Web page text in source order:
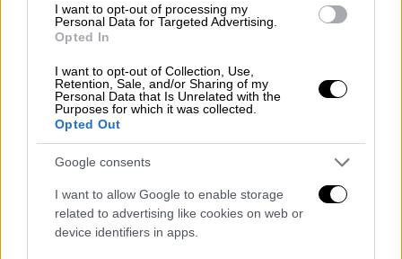
I want to opt-out of processing my
Personal Data for Targeted Advertising.
Opted In
I want to opt-out of Collection, Use,
Retention, Sale, and/or Sharing of my
Personal Data that Is Unrelated with the
Purposes for which it was collected.
Opted Out
Google consents
I want to allow Google to enable storage
related to advertising like cookies on web or
device identifiers in apps.
Ενώ πολλοί είναι εκείνοι που συνεχίζουν να
αναφέρονται στο γεγονός ως «ατύχημα»,
καταγγελίες για λάθη, καθυστερήσεις και
εγκληματικές παραλείψεις πληθαίνουν. Ο
πίνακας του Monokrooso δεν απεικονίζει
μόνο ένα ναυάγιο -δείχνει μιασυλλογική
ενοχήκαι μια θάλασσα που κατάπιε ψυχές
και ευθύνες μαζί.
Μέσα από χρώματα, λόγια και μουσική, το